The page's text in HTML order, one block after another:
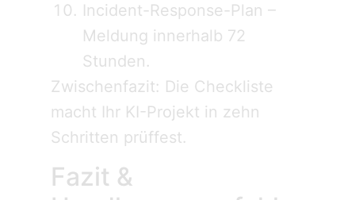
Incident-Response-Plan –
Meldung innerhalb 72
Stunden.
Zwischenfazit: Die Checkliste
macht Ihr KI-Projekt in zehn
Schritten prüffest.
Fazit &